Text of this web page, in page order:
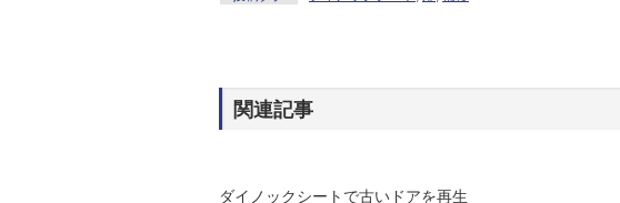
関連記事
ダイノックシートで古いドアを再生